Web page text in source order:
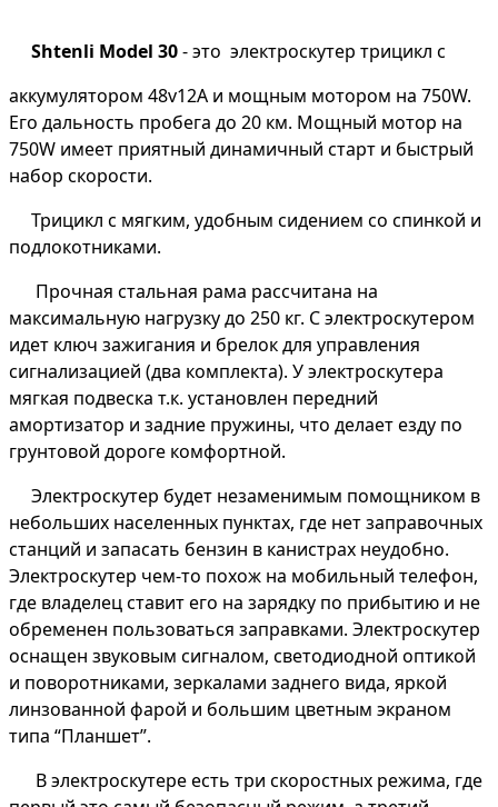
Shtenli Model 30- это электроскутер трицикл с
аккумулятором 48v12А и мощным мотором на 750W.
Его дальность пробега до 20 км. Мощный мотор на
750W имеет приятный динамичный старт и быстрый
набор скорости.
Трицикл с мягким, удобным сидением со спинкой и
подлокотниками.
Прочная стальная рама рассчитана на
максимальную нагрузку до 250 кг. С электроскутером
идет ключ зажигания и брелок для управления
сигнализацией (два комплекта). У электроскутера
мягкая подвеска т.к. установлен передний
амортизатор и задние пружины, что делает езду по
грунтовой дороге комфортной.
Электроскутер будет незаменимым помощником в
небольших населенных пунктах, где нет заправочных
станций и запасать бензин в канистрах неудобно.
Электроскутер чем-то похож на мобильный телефон,
где владелец ставит его на зарядку по прибытию и не
обременен пользоваться заправками. Электроскутер
оснащен звуковым сигналом, светодиодной оптикой
и поворотниками, зеркалами заднего вида, яркой
линзованной фарой и большим цветным экраном
типа “Планшет”.
В электроскутере есть три скоростных режима, где